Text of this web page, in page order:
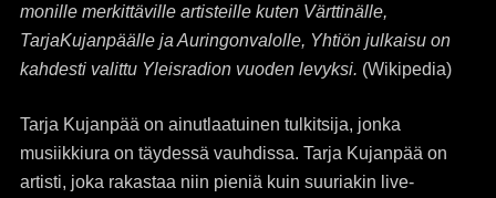
monille merkittäville artisteille kuten Värttinälle,
TarjaKujanpäälle ja Auringonvalolle, Yhtiön julkaisu on
kahdesti valittu Yleisradion vuoden levyksi. (Wikipedia)
Tarja Kujanpää on ainutlaatuinen tulkitsija, jonka
musiikkiura on täydessä vauhdissa. Tarja Kujanpää on
artisti, joka rakastaa niin pieniä kuin suuriakin live-